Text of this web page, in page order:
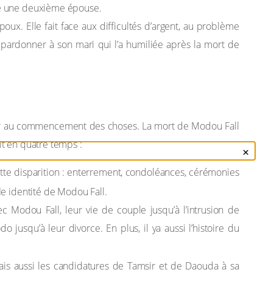
une deuxième épouse.
Elle fait face aux difficultés d’argent, au problème
à son mari qui l’a humiliée après la mort de
commencement des choses. La mort de Modou Fall
en quatre temps :
disparition : enterrement, condoléances, cérémonies
identité de Modou Fall.
Fall, leur vie de couple jusqu’à l’intrusion de
jusqu’à leur divorce. En plus, il ya aussi l’histoire du
aussi les candidatures de Tamsir et de Daouda à sa
×